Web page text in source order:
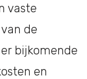
vaste
de
bijkomende
en